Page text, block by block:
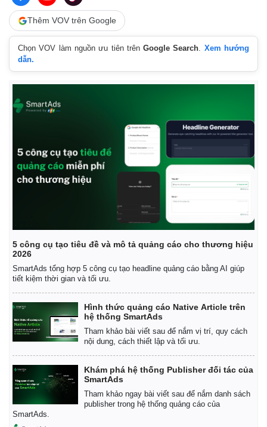
Thêm VOV trên Google
Chọn VOV làm nguồn ưu tiên trênGoogle Search. Xem hướng
dẫn.
5 công cụ tạo tiêu đề và mô tả quảng cáo cho thương hiệu
2026
SmartAds tổng hợp 5 công cụ tạo headline quảng cáo bằng AI giúp
tiết kiệm thời gian và tối ưu.
Hình thức quảng cáo Native Article trên
hệ thống SmartAds
Tham khảo bài viết sau để nắm vị trí, quy cách
nội dung, cách thiết lập và tối ưu.
Khám phá hệ thống Publisher đối tác của
SmartAds
Tham khảo ngay bài viết sau để nắm danh sách
publisher trong hệ thống quảng cáo của
SmartAds.